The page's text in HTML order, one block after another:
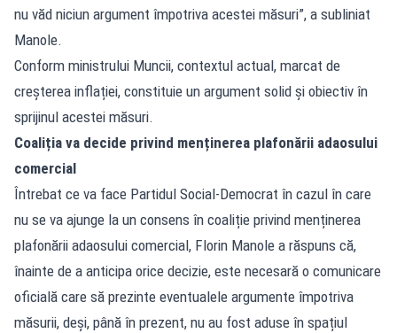
nu văd niciun argument împotriva acestei măsuri”, a subliniat
Manole.
Conform ministrului Muncii, contextul actual, marcat de
creșterea inflației, constituie un argument solid și obiectiv în
sprijinul acestei măsuri.
Coaliția va decide privind menținerea plafonării adaosului
comercial
Întrebat ce va face Partidul Social-Democrat în cazul în care
nu se va ajunge la un consens în coaliție privind menținerea
plafonării adaosului comercial, Florin Manole a răspuns că,
înainte de a anticipa orice decizie, este necesară o comunicare
oficială care să prezinte eventualele argumente împotriva
măsurii, deși, până în prezent, nu au fost aduse în spațiul